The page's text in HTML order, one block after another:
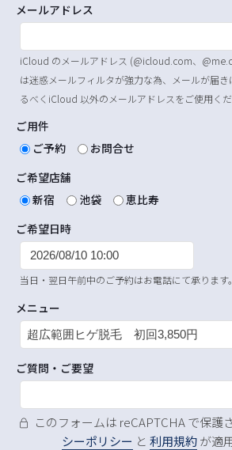
メールアドレス
iCloud のメールアドレス (@icloud.com、
は迷惑メールフィルタが強力な為、メールが届
るべくiCloud 以外のメールアドレスをご使用くだ
ご用件
ご予約
お問合せ
ご希望店舗
新宿
池袋
恵比寿
ご希望日時
当日・翌日午前中のご予約はお電話にて承ります。
メニュー
ご質問・ご要望
このフォームは reCAPTCHA で保護
シーポリシー と 利用規約が適